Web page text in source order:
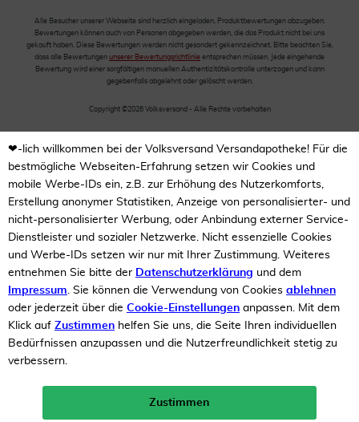
Neukunden-Rabatt ab 49€!
Alle Besucher unserer Webseite sind herzlich eingeladen, Produktbewertungen abzugeben.
Bewertungen können auch von Personen abgegeben werden, die das Produkt nicht bei uns
gekauft haben. Diese Bewertungen werden nicht gesondert gekennzeichnet. Bitte beachten Sie,
dass alle Bewertungen unserer Bewertungsrichtlinie entsprechen müssen. Jede eingehende
Bewertung wird einer sorgfältigen manuellen Authentizitätskontrolle unterzogen und kann
gegebenfalls abgelehnt oder gelöscht werden.
Copyright ©2026 Volksversand - Alle Rechte vorbehalten
❤-lich willkommen bei der Volksversand Versandapotheke! Für die
bestmögliche Webseiten-Erfahrung setzen wir Cookies und
mobile Werbe-IDs ein, z.B. zur Erhöhung des Nutzerkomforts,
Erstellung anonymer Statistiken, Anzeige von personalisierter- und
nicht-personalisierter Werbung, oder Anbindung externer Service-
Dienstleister und sozialer Netzwerke. Nicht essenzielle Cookies
und Werbe-IDs setzen wir nur mit Ihrer Zustimmung. Weiteres
entnehmen Sie bitte der Datenschutzerklärung und dem
Impressum. Sie können die Verwendung von Cookies ablehnen
oder jederzeit über die Cookie-Einstellungen anpassen. Mit dem
Klick auf Zustimmen helfen Sie uns, die Seite Ihren individuellen
Bedürfnissen anzupassen und die Nutzerfreundlichkeit stetig zu
verbessern.
Zustimmen